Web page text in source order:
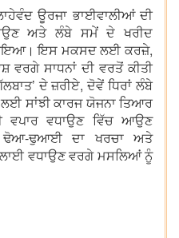
ਊਰਜਾ ਭਾਈਵਾਲੀਆਂ ਦੀ
ਅਤੇ ਲੰਬੇ ਸਮੇਂ ਦੇ ਖਰੀਦ
ਇਸ ਮਕਸਦ ਲਈ ਕਰਜ਼ੇ,
ਵਰਗੇ ਸਾਧਨਾਂ ਦੀ ਵਰਤੋਂ ਕੀਤੀ
ਦੇ ਜ਼ਰੀਏ, ਦੋਵੇਂ ਧਿਰਾਂ ਲੰਬੇ
ਸਾਂਝੀ ਕਾਰਜ ਯੋਜਨਾ ਤਿਆਰ
ਵਧਾਉਣ ਵਿੱਚ ਆਉਣ
ਢੋਆ-ਢੁਆਈ ਦਾ ਖਰਚਾ ਅਤੇ
ਵਧਾਉਣ ਵਰਗੇ ਮਸਲਿਆਂ ਨੂੰ